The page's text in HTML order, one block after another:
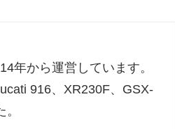
年から運営しています。
916、XR230F、GSX-